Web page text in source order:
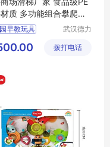
质 多功能组合攀爬架
装 X
早教玩具
孩子玩具
武汉德力
备有限公
拨打电话